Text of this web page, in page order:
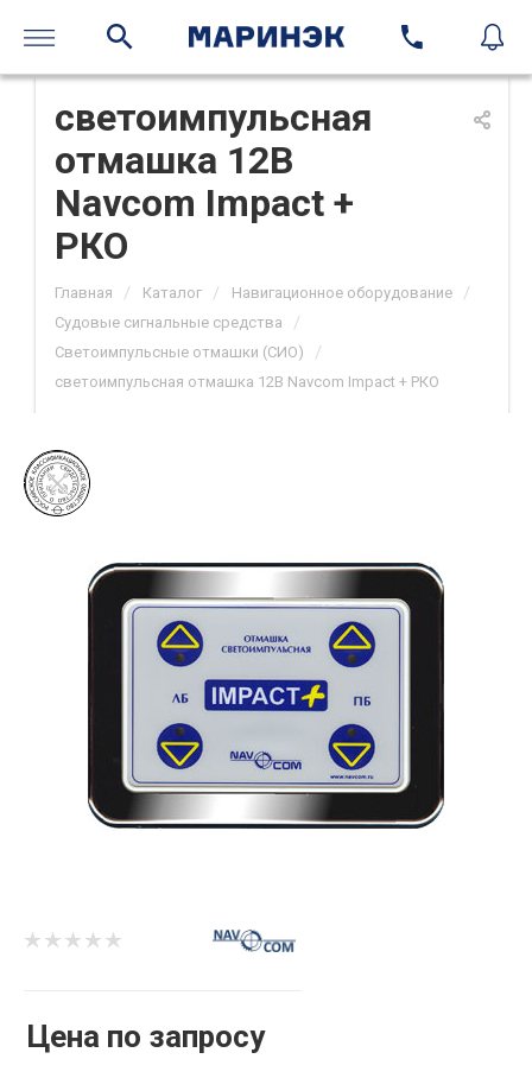
светоимпульсная
отмашка 12В
Navcom Impact +
РКО
Главная / Каталог / Навигационное оборудование /
Судовые сигнальные средства /
Светоимпульсные отмашки (СИО) /
светоимпульсная отмашка 12В Navcom Impact + РКО
Цена по запросу